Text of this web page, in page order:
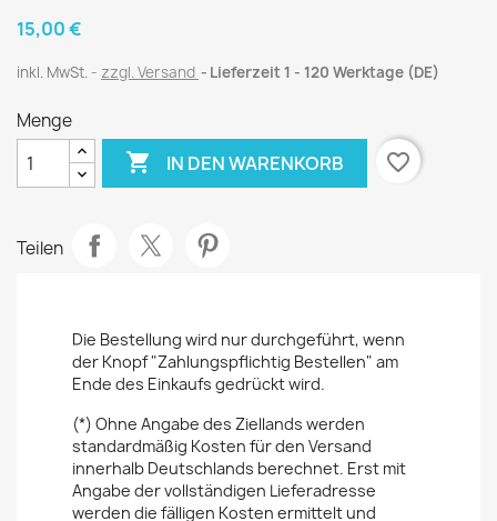
15,00 €
inkl. MwSt. zzgl. Versand Lieferzeit 1 - 120 Werktage (DE)
Menge
 IN DEN WARENKORB favorite_border
Teilen
Die Bestellung wird nur durchgeführt, wenn
der Knopf "Zahlungspflichtig Bestellen" am
Ende des Einkaufs gedrückt wird.
(*) Ohne Angabe des Ziellands werden
standardmäßig Kosten für den Versand
innerhalb Deutschlands berechnet. Erst mit
Angabe der vollständigen Lieferadresse
werden die fälligen Kosten ermittelt und